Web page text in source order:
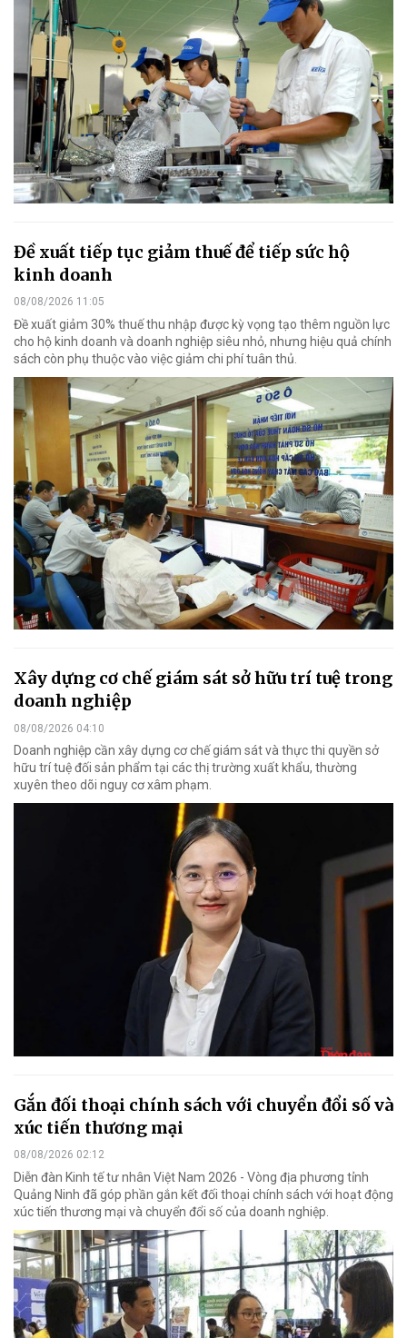
Đề xuất tiếp tục giảm thuế để tiếp sức hộ
kinh doanh
08/08/2026 11:05
Đề xuất giảm 30% thuế thu nhập được kỳ vọng tạo thêm nguồn lực
cho hộ kinh doanh và doanh nghiệp siêu nhỏ, nhưng hiệu quả chính
sách còn phụ thuộc vào việc giảm chi phí tuân thủ.
Xây dựng cơ chế giám sát sở hữu trí tuệ trong
doanh nghiệp
08/08/2026 04:10
Doanh nghiệp cần xây dựng cơ chế giám sát và thực thi quyền sở
hữu trí tuệ đối sản phẩm tại các thị trường xuất khẩu, thường
xuyên theo dõi nguy cơ xâm phạm.
Gắn đối thoại chính sách với chuyển đổi số và
xúc tiến thương mại
08/08/2026 02:12
Diễn đàn Kinh tế tư nhân Việt Nam 2026 - Vòng địa phương tỉnh
Quảng Ninh đã góp phần gắn kết đối thoại chính sách với hoạt động
xúc tiến thương mại và chuyển đổi số của doanh nghiệp.